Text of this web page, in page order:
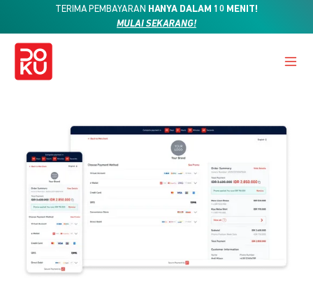
TERIMA PEMBAYARAN HANYA DALAM 10 MENIT!
MULAI SEKARANG!